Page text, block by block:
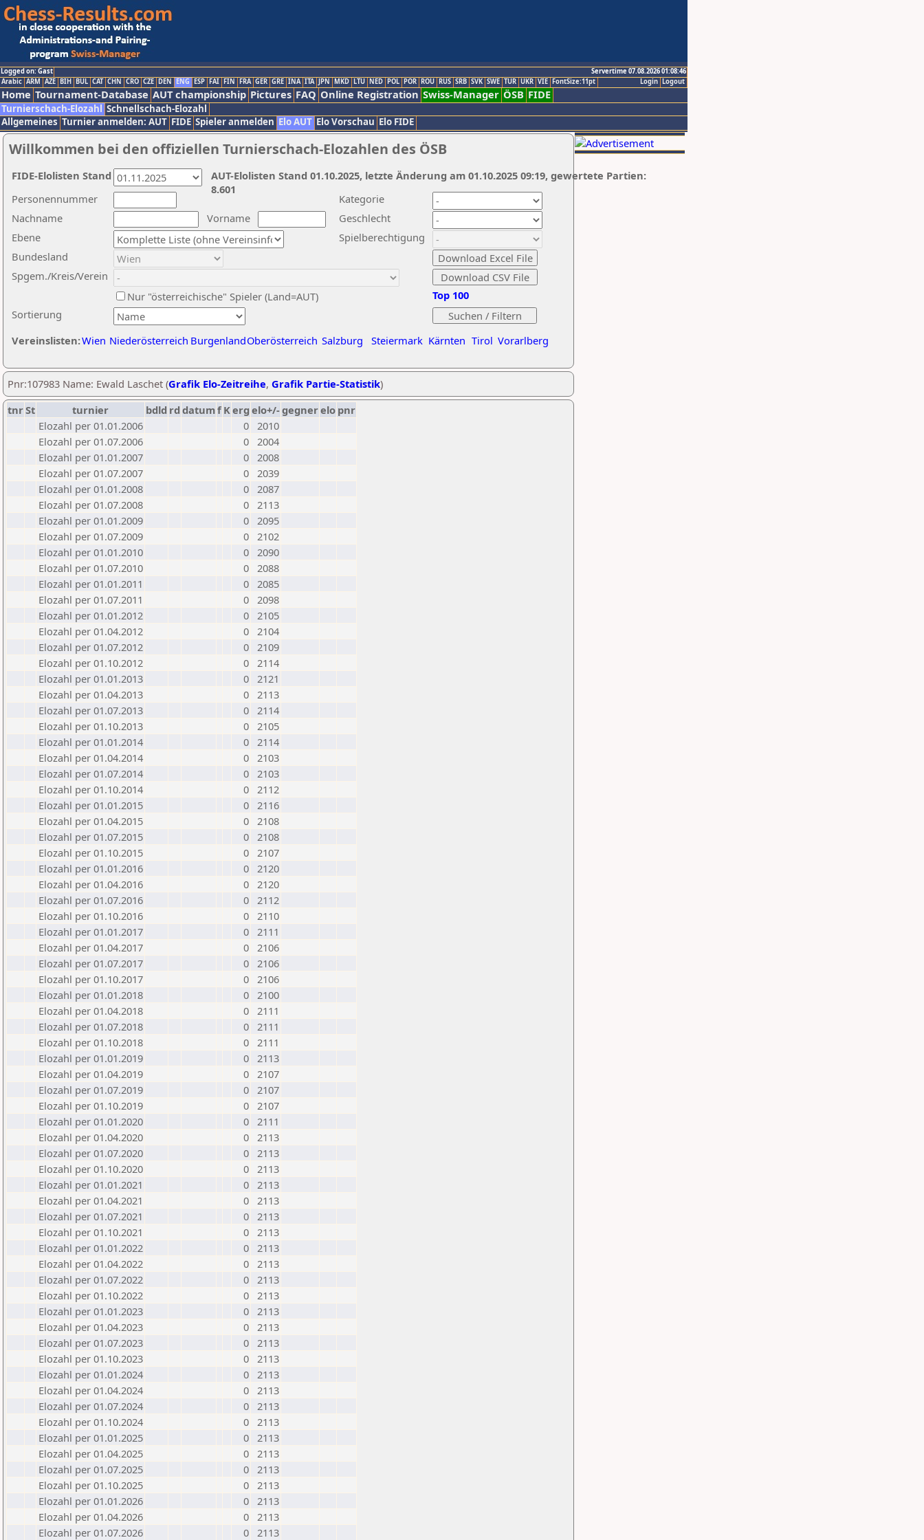
Logged on: Gast
Servertime 07.08.2026 01:08:46
Logout
Login
Arabic ARM AZE BIH BUL CAT CHN CRO CZE DEN ENG ESP FAI FIN FRA GER GRE INA ITA JPN MKD LTU NED POL POR ROU RUS SRB SVK SWE TUR UKR VIE FontSize:11pt
Home Tournament-Database AUT championship Pictures FAQ Online Registration Swiss-Manager ÖSB FIDE
Turnierschach-Elozahl Schnellschach-Elozahl
Allgemeines Turnier anmelden: AUT FIDE Spieler anmelden Elo AUT Elo Vorschau Elo FIDE
Willkommen bei den offiziellen Turnierschach-Elozahlen des ÖSB
Nachname
Vorname
Ebene
Kategorie
Sortierung
Personennummer
Bundesland
Spgem./Kreis/Verein
Geschlecht
Nur "österreichische" Spieler (Land=AUT)
Spielberechtigung
Vereinslisten:Wien Niederösterreich BurgenlandOberösterreich Salzburg Steiermark Kärnten Tirol Vorarlberg
Top 100
AUT-Elolisten Stand 01.10.2025, letzte Änderung am 01.10.2025 09:19, gewertete Partien:
8.601
FIDE-Elolisten Stand
Pnr:107983 Name: Ewald Laschet (Grafik Elo-Zeitreihe, Grafik Partie-Statistik)
tnrSt turnier bdld rd datumf Kerg elo+/-gegnerelo pnr
Elozahl per 01.01.2006
0 2010
Elozahl per 01.07.2006
0 2004
Elozahl per 01.01.2007
0 2008
Elozahl per 01.07.2007
0 2039
Elozahl per 01.01.2008
0 2087
Elozahl per 01.07.2008
0 2113
Elozahl per 01.01.2009
0 2095
Elozahl per 01.07.2009
0 2102
Elozahl per 01.01.2010
0 2090
Elozahl per 01.07.2010
0 2088
Elozahl per 01.01.2011
0 2085
Elozahl per 01.07.2011
0 2098
Elozahl per 01.01.2012
0 2105
Elozahl per 01.04.2012
0 2104
Elozahl per 01.07.2012
0 2109
Elozahl per 01.10.2012
0 2114
Elozahl per 01.01.2013
0 2121
Elozahl per 01.04.2013
0 2113
Elozahl per 01.07.2013
0 2114
Elozahl per 01.10.2013
0 2105
Elozahl per 01.01.2014
0 2114
Elozahl per 01.04.2014
0 2103
Elozahl per 01.07.2014
0 2103
Elozahl per 01.10.2014
0 2112
Elozahl per 01.01.2015
0 2116
Elozahl per 01.04.2015
0 2108
Elozahl per 01.07.2015
0 2108
Elozahl per 01.10.2015
0 2107
Elozahl per 01.01.2016
0 2120
Elozahl per 01.04.2016
0 2120
Elozahl per 01.07.2016
0 2112
Elozahl per 01.10.2016
0 2110
Elozahl per 01.01.2017
0 2111
Elozahl per 01.04.2017
0 2106
Elozahl per 01.07.2017
0 2106
Elozahl per 01.10.2017
0 2106
Elozahl per 01.01.2018
0 2100
Elozahl per 01.04.2018
0 2111
Elozahl per 01.07.2018
0 2111
Elozahl per 01.10.2018
0 2111
Elozahl per 01.01.2019
0 2113
Elozahl per 01.04.2019
0 2107
Elozahl per 01.07.2019
0 2107
Elozahl per 01.10.2019
0 2107
Elozahl per 01.01.2020
0 2111
Elozahl per 01.04.2020
0 2113
Elozahl per 01.07.2020
0 2113
Elozahl per 01.10.2020
0 2113
Elozahl per 01.01.2021
0 2113
Elozahl per 01.04.2021
0 2113
Elozahl per 01.07.2021
0 2113
Elozahl per 01.10.2021
0 2113
Elozahl per 01.01.2022
0 2113
Elozahl per 01.04.2022
0 2113
Elozahl per 01.07.2022
0 2113
Elozahl per 01.10.2022
0 2113
Elozahl per 01.01.2023
0 2113
Elozahl per 01.04.2023
0 2113
Elozahl per 01.07.2023
0 2113
Elozahl per 01.10.2023
0 2113
Elozahl per 01.01.2024
0 2113
Elozahl per 01.04.2024
0 2113
Elozahl per 01.07.2024
0 2113
Elozahl per 01.10.2024
0 2113
Elozahl per 01.01.2025
0 2113
Elozahl per 01.04.2025
0 2113
Elozahl per 01.07.2025
0 2113
Elozahl per 01.10.2025
0 2113
Elozahl per 01.01.2026
0 2113
Elozahl per 01.04.2026
0 2113
Elozahl per 01.07.2026
0 2113